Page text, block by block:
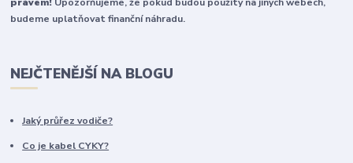
budeme uplatňovat finanční náhradu.
NEJČTENĚJŠÍ NA BLOGU
Jaký průřez vodiče?
Co je kabel CYKY?